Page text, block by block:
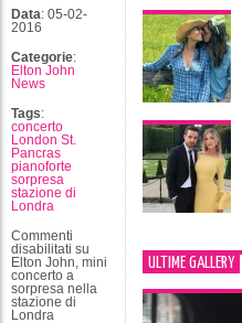
Data: 05-02-
2016
Categorie:
Elton John
News
Tags:
concerto
London St.
Pancras
pianoforte
sorpresa
stazione di
Londra
Commenti
disabilitati su
Elton John, mini
concerto a
sorpresa nella
stazione di
Londra
ULTIME GALLERY